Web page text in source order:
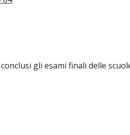
gli esami finali delle